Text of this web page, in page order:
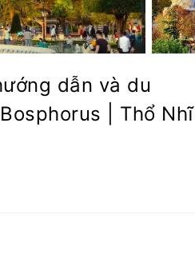
dẫn và du
| Thổ Nhĩ